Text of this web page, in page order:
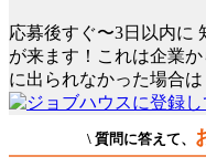
応募後すぐ〜3日以内に
が来ます！これは企業
に出られなかった場合は
\ 質問に答えて、